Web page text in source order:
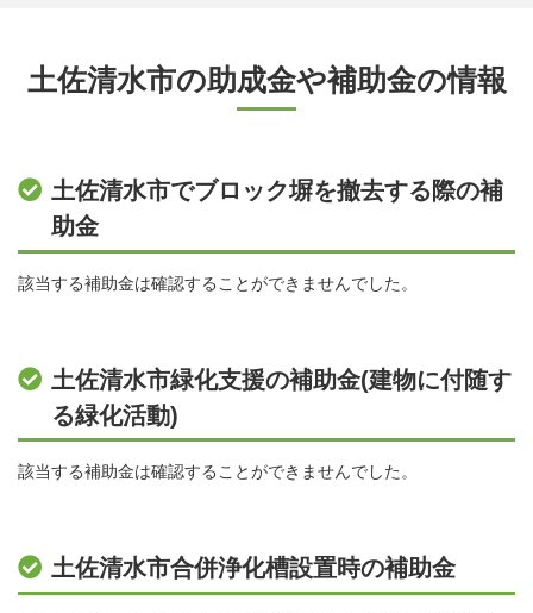
土佐清水市の助成金や補助金の情報
土佐清水市でブロック塀を撤去する際の補
助金
該当する補助金は確認することができませんでした。
土佐清水市緑化支援の補助金(建物に付随す
る緑化活動)
該当する補助金は確認することができませんでした。
土佐清水市合併浄化槽設置時の補助金